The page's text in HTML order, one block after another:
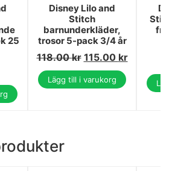
25
Disney Lilo and
Stitch
barnunderkläder,
trosor 5-pack 3/4 år
118.00kr 115.00 kr
Lägg till i varukorg
från